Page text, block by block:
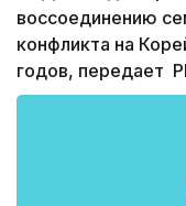
воссоединению
конфликта на
годов, передает